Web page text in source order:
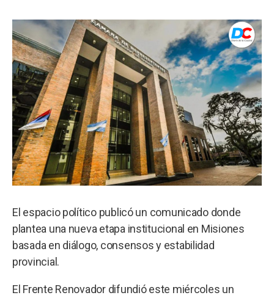
El espacio político publicó un comunicado donde
plantea una nueva etapa institucional en Misiones
basada en diálogo, consensos y estabilidad
provincial.
El Frente Renovador difundió este miércoles un